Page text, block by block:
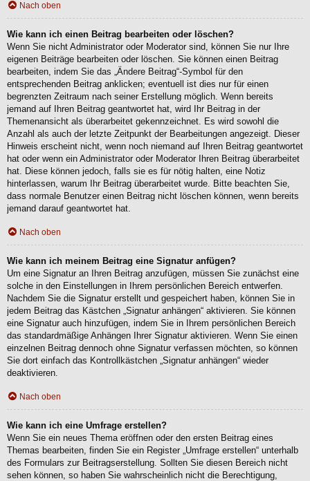
Nach oben
Wie kann ich einen Beitrag bearbeiten oder löschen?
Wenn Sie nicht Administrator oder Moderator sind, können Sie nur Ihre
eigenen Beiträge bearbeiten oder löschen. Sie können einen Beitrag
bearbeiten, indem Sie das „Ändere Beitrag“-Symbol für den
entsprechenden Beitrag anklicken; eventuell ist dies nur für einen
begrenzten Zeitraum nach seiner Erstellung möglich. Wenn bereits
jemand auf Ihren Beitrag geantwortet hat, wird Ihr Beitrag in der
Themenansicht als überarbeitet gekennzeichnet. Es wird sowohl die
Anzahl als auch der letzte Zeitpunkt der Bearbeitungen angezeigt. Dieser
Hinweis erscheint nicht, wenn noch niemand auf Ihren Beitrag geantwortet
hat oder wenn ein Administrator oder Moderator Ihren Beitrag überarbeitet
hat. Diese können jedoch, falls sie es für nötig halten, eine Notiz
hinterlassen, warum Ihr Beitrag überarbeitet wurde. Bitte beachten Sie,
dass normale Benutzer einen Beitrag nicht löschen können, wenn bereits
jemand darauf geantwortet hat.
Nach oben
Wie kann ich meinem Beitrag eine Signatur anfügen?
Um eine Signatur an Ihren Beitrag anzufügen, müssen Sie zunächst eine
solche in den Einstellungen in Ihrem persönlichen Bereich entwerfen.
Nachdem Sie die Signatur erstellt und gespeichert haben, können Sie in
jedem Beitrag das Kästchen „Signatur anhängen“ aktivieren. Sie können
eine Signatur auch hinzufügen, indem Sie in Ihrem persönlichen Bereich
das standardmäßige Anhängen Ihrer Signatur aktivieren. Wenn Sie einen
einzelnen Beitrag dennoch ohne Signatur verfassen möchten, so können
Sie dort einfach das Kontrollkästchen „Signatur anhängen“ wieder
deaktivieren.
Nach oben
Wie kann ich eine Umfrage erstellen?
Wenn Sie ein neues Thema eröffnen oder den ersten Beitrag eines
Themas bearbeiten, finden Sie ein Register „Umfrage erstellen“ unterhalb
des Formulars zur Beitragserstellung. Sollten Sie diesen Bereich nicht
sehen können, so haben Sie wahrscheinlich nicht die Berechtigung,